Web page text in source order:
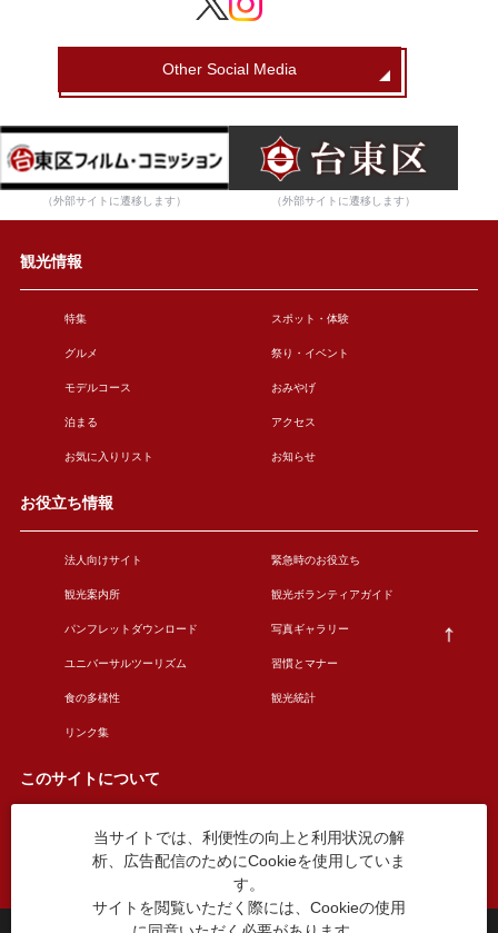
Other Social Media
（外部サイトに遷移します） （外部サイトに遷移します）
観光情報
特集 スポット・体験
グルメ 祭り・イベント
モデルコース おみやげ
泊まる アクセス
お気に入りリスト お知らせ
お役立ち情報
法人向けサイト 緊急時のお役立ち
観光案内所 観光ボランティアガイド
パンフレットダウンロード 写真ギャラリー
ユニバーサルツーリズム 習慣とマナー
食の多様性 観光統計
リンク集
このサイトについて
このサイトについて 広告掲載について
お問い合わせ
台東区役所観光課
当サイトでは、利便性の向上と利用状況の解
析、広告配信のためにCookieを使用していま
す。
サイトを閲覧いただく際には、Cookieの使用